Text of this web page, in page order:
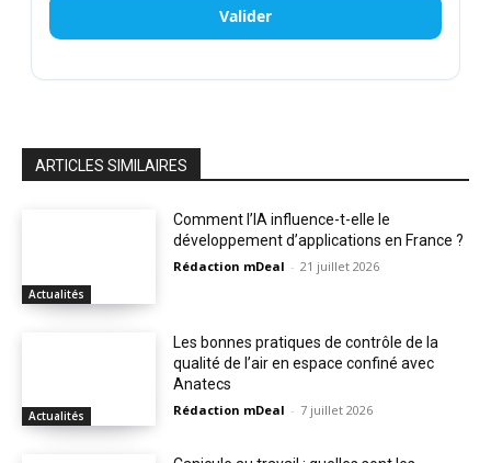
Valider
ARTICLES SIMILAIRES
Actualités
Comment l’IA influence-t-elle le
développement d’applications en France ?
Rédaction mDeal - 21 juillet 2026
Actualités
Les bonnes pratiques de contrôle de la
qualité de l’air en espace confiné avec
Anatecs
Rédaction mDeal - 7 juillet 2026